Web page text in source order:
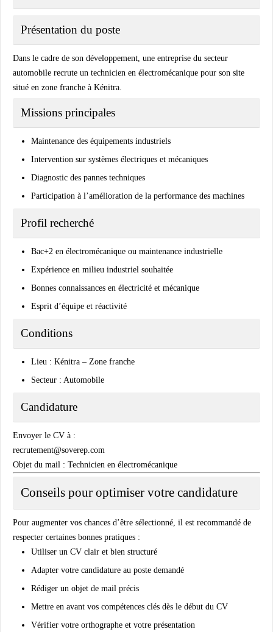
Présentation du poste
Dans le cadre de son développement, une entreprise du secteur
automobile recrute un technicien en électromécanique pour son site
situé en zone franche à Kénitra.
Missions principales
Maintenance des équipements industriels
Intervention sur systèmes électriques et mécaniques
Diagnostic des pannes techniques
Participation à l’amélioration de la performance des machines
Profil recherché
Bac+2 en électromécanique ou maintenance industrielle
Expérience en milieu industriel souhaitée
Bonnes connaissances en électricité et mécanique
Esprit d’équipe et réactivité
Conditions
Lieu : Kénitra – Zone franche
Secteur : Automobile
Candidature
Envoyer le CV à :
recrutement@soverep.com
Objet du mail : Technicien en électromécanique
Conseils pour optimiser votre candidature
Pour augmenter vos chances d’être sélectionné, il est recommandé de
respecter certaines bonnes pratiques :
Utiliser un CV clair et bien structuré
Adapter votre candidature au poste demandé
Rédiger un objet de mail précis
Mettre en avant vos compétences clés dès le début du CV
Vérifier votre orthographe et votre présentation